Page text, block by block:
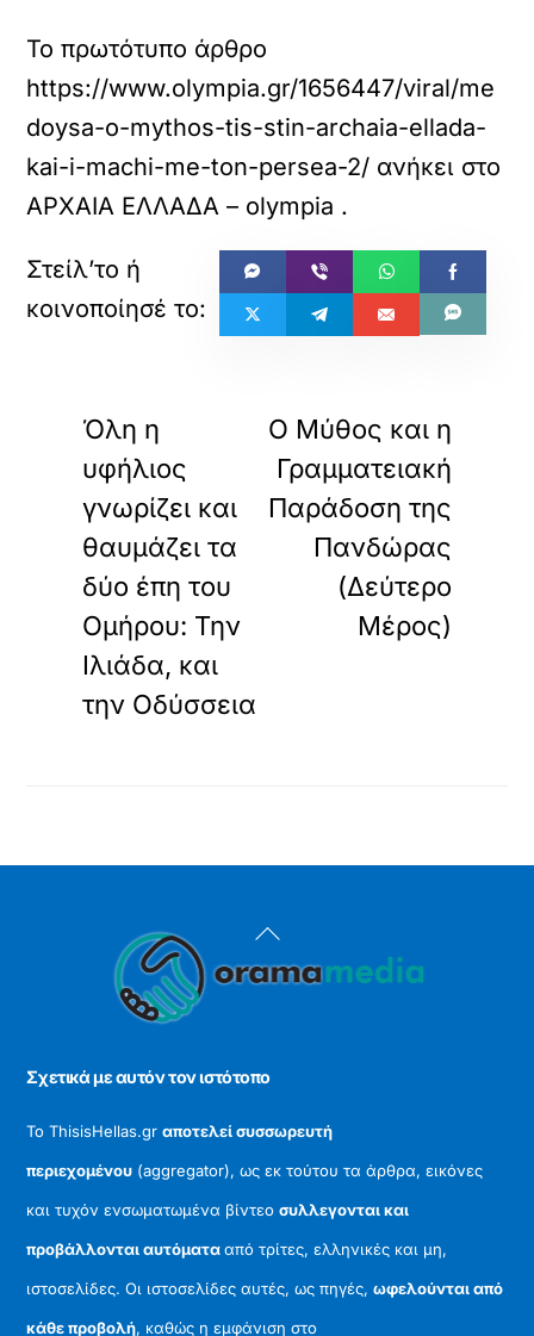
Το πρωτότυπο άρθρο
https://www.olympia.gr/1656447/viral/me
doysa-o-mythos-tis-stin-archaia-ellada-
kai-i-machi-me-ton-persea-2/ ανήκει στο
ΑΡΧΑΙΑ ΕΛΛΑΔΑ – olympia .
Όλη η
υφήλιος
γνωρίζει και
θαυμάζει τα
δύο έπη του
Ομήρου: Την
Ιλιάδα, και
την Οδύσσεια
Ο Μύθος και η
Γραμματειακή
Παράδοση της
Πανδώρας
(Δεύτερο
Μέρος)
Back
To
Σχετικά με αυτόν τον ιστότοπο
Το ThisisHellas.grαποτελεί συσσωρευτή
περιεχομένου (aggregator), ως εκ τούτου τα άρθρα, εικόνες
και τυχόν ενσωματωμένα βίντεοσυλλεγονται και
προβάλλονται αυτόματααπό τρίτες, ελληνικές και μη,
ιστοσελίδες. Οι ιστοσελίδες αυτές, ως πηγές,ωφελούνται από
κάθε προβολή, καθώς η εμφάνιση στο